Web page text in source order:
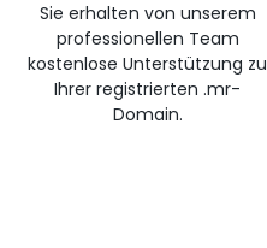
Sie erhalten von unserem
professionellen Team
kostenlose Unterstützung zu
Ihrer registrierten .mr-
Domain.